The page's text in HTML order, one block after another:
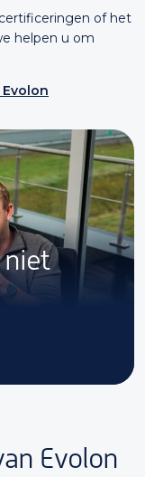
of het
helpen u om
Evolon